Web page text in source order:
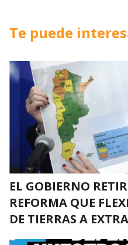
Te puede
EL GOBIERNO
REFORMA QUE
DE TIERRAS A